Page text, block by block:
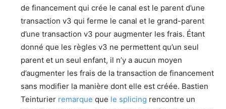
de financement qui crée le canal est le parent d’une
transaction v3 qui ferme le canal et le grand-parent
d’une transaction v3 pour augmenter les frais. Étant
donné que les règles v3 ne permettent qu’un seul
parent et un seul enfant, il n’y a aucun moyen
d’augmenter les frais de la transaction de financement
sans modifier la manière dont elle est créée. Bastien
Teinturier remarque que le splicing rencontre un